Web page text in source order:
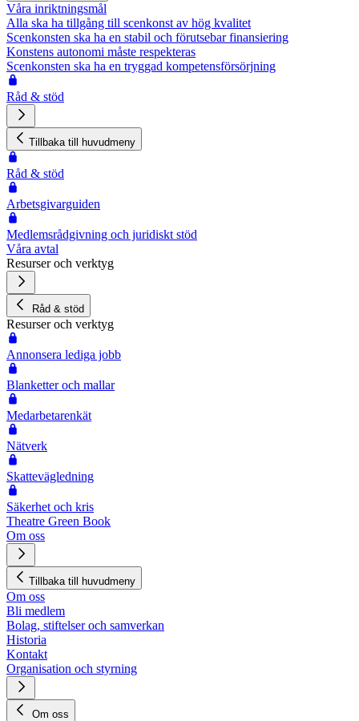
Våra inriktningsmål
Alla ska ha tillgång till scenkonst av hög kvalitet
Scenkonsten ska ha en stabil och förutsebar finansiering
Konstens autonomi måste respekteras
Scenkonsten ska ha en tryggad kompetensförsörjning
Råd & stöd
Tillbaka till huvudmeny
Råd & stöd
Arbetsgivarguiden
Medlemsrådgivning och juridiskt stöd
Våra avtal
Resurser och verktyg
Råd & stöd
Resurser och verktyg
Annonsera lediga jobb
Blanketter och mallar
Medarbetarenkät
Nätverk
Skattevägledning
Säkerhet och kris
Theatre Green Book
Om oss
Tillbaka till huvudmeny
Om oss
Bli medlem
Bolag, stiftelser och samverkan
Historia
Kontakt
Organisation och styrning
Om oss